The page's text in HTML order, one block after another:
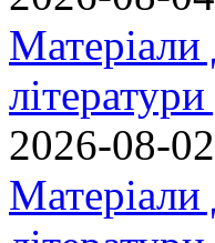
Матеріали
2026-08-
Матеріали